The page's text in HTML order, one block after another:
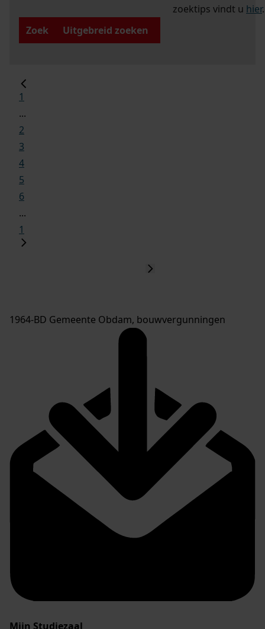
zoektips vindt u hier.
Zoek
Uitgebreid zoeken
1
...
2
3
4
5
6
...
1
1964-BD Gemeente Obdam, bouwvergunningen
Mijn Studiezaal